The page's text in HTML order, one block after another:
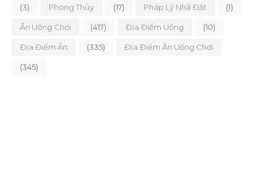
(3) Phong Thủy (17) Pháp Lý Nhà Đất (1)
Ăn Uống Chơi (417) Địa Điểm Uống (10)
Địa Điểm Ăn (335) Địa Điểm Ăn Uống Chơi
(345)